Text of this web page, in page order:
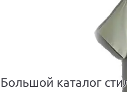
Большой каталог